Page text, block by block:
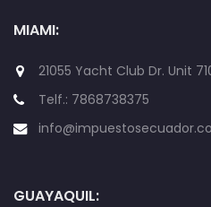
MIAMI:
21055 Yacht Club Dr. Unit
Telf.: 7868738375
GUAYAQUIL: